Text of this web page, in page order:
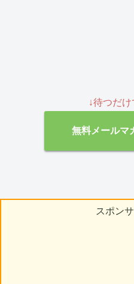
↓待つだけ
無料メールマ
スポン